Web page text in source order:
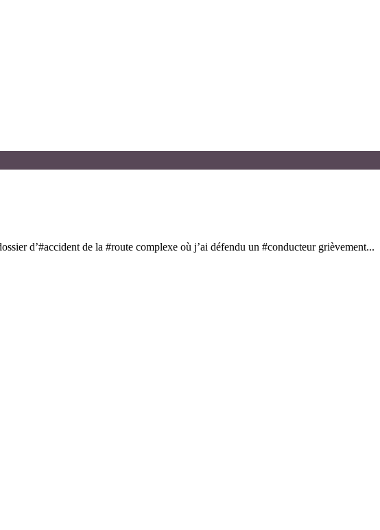
d’#accident de la #route complexe où j’ai défendu un #conducteur grièvement...